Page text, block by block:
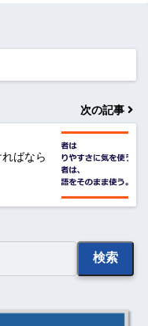
次の記事
ばなら
検索